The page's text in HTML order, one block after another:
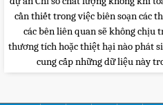
cần thiết trong việc biên soạn các
các bên liên quan sẽ không chịu
thương tích hoặc thiệt hại nào phát
cung cấp những dữ liệu này